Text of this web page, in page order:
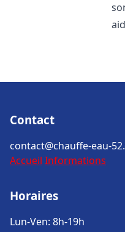
Contact
contact@chauffe-eau-
Accueil Informations
Horaires
Lun-Ven: 8h-19h